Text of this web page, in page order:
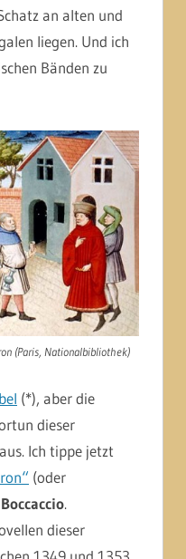
an alten und
liegen. Und ich
Bänden zu
(Paris, Nationalbibliothek)
(*), aber die
dieser
Ich tippe jetzt
(oder
.
dieser